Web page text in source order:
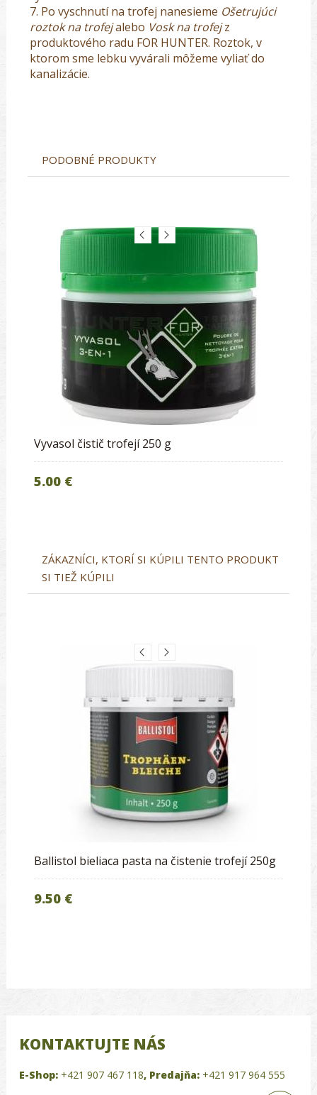
7. Po vyschnutí na trofej nanesieme Ošetrujúci
roztok na trofejalebo Vosk na trofejz
produktového radu FOR HUNTER. Roztok, v
ktorom sme lebku vyvárali môžeme vyliať do
kanalizácie.
PODOBNÉ PRODUKTY
Vyvasol čistič trofejí 250 g
5.00 €
ZÁKAZNÍCI, KTORÍ SI KÚPILI TENTO PRODUKT
SI TIEŽ KÚPILI
Ballistol bieliaca pasta na čistenie trofejí 250g
9.50 €
KONTAKTUJTE NÁS
E-Shop: +421 907 467 118, Predajňa: +421 917 964 555